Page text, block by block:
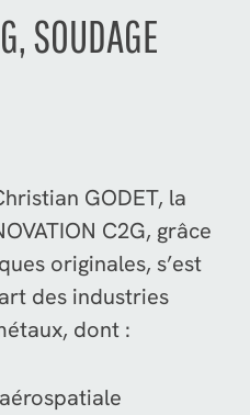
SOUDAGE
GODET, la
C2G, grâce
originales, s’est
des industries
dont :